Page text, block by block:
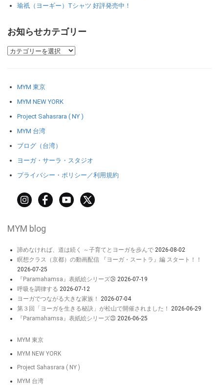
瑜祇（ヨーギー）Tシャツ 好評発売中！
お知らせカテゴリー
MYM 東京
MYM NEW YORK
Project Sahasrara ( NY )
MYM 台湾
ブログ（台湾）
ヨーガ・サーラ・スタジオ
プライバシー・ポリシー／利用規約
MYM blog
諦めなければ、道は続く ～子育てとヨーガを歩んで 2026-08-02
瞑想クラス（京都）の動画配信 『ヨーガ・スートラ』編 スタート！！
2026-07-25
『Paramahamsa』表紙絵シリーズ㉔ 2026-07-19
呼吸を調律する 2026-07-12
ヨーガでつながる大きな家族！ 2026-07-04
第３回「ヨーガを生きる秘訣」が松山で開催されました！ 2026-06-29
『Paramahamsa』表紙絵シリーズ㉓ 2026-06-25
MYM 東京
MYM NEW YORK
Project Sahasrara ( NY )
MYM 台湾